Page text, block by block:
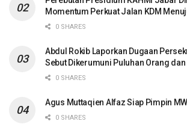
Momentum Perkuat Jalan KDM
0 SHARES
Abdul Rokib Laporkan Dugaan
Sebut Dikerumuni Puluhan Orang
0 SHARES
Agus Muttaqien Alfaz Siap Pimpin
0 SHARES